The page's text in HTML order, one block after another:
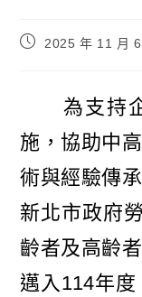
2025 年 11 月 6
為支持企
施，協助中
術與經驗傳
新北市政府
齡者及高齡
邁入114年